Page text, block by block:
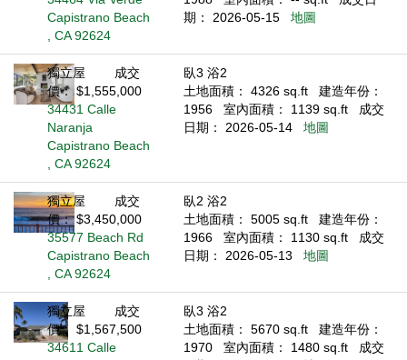
Capistrano Beach
, CA 92624
期： 2026-05-15
地圖
獨立屋
成交
價： $1,555,000
34431 Calle
Naranja
Capistrano Beach
, CA 92624
臥3 浴2
土地面積： 4326 sq.ft
建造年份：
1956
室內面積： 1139 sq.ft
成交
日期： 2026-05-14
地圖
獨立屋
成交
價： $3,450,000
35577 Beach Rd
Capistrano Beach
, CA 92624
臥2 浴2
土地面積： 5005 sq.ft
建造年份：
1966
室內面積： 1130 sq.ft
成交
日期： 2026-05-13
地圖
獨立屋
成交
價： $1,567,500
34611 Calle
臥3 浴2
土地面積： 5670 sq.ft
建造年份：
1970
室內面積： 1480 sq.ft
成交